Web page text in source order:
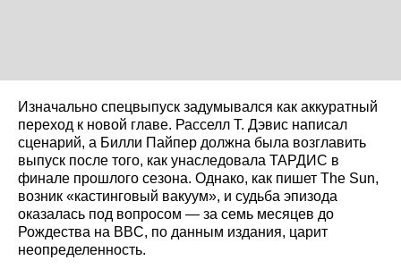
Изначально спецвыпуск задумывался как аккуратный
переход к новой главе. Расселл Т. Дэвис написал
сценарий, а Билли Пайпер должна была возглавить
выпуск после того, как унаследовала ТАРДИС в
финале прошлого сезона. Однако, как пишет The Sun,
возник «кастинговый вакуум», и судьба эпизода
оказалась под вопросом — за семь месяцев до
Рождества на BBC, по данным издания, царит
неопределенность.